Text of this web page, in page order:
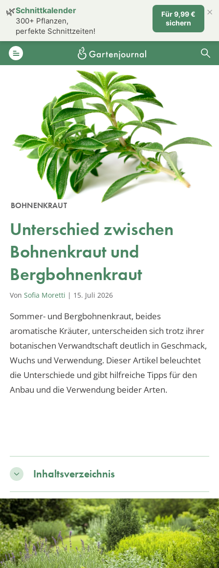
BOHNENKRAUT
Unterschied zwischen
Bohnenkraut und
Bergbohnenkraut
Von Sofia Moretti | 15. Juli 2026
Sommer- und Bergbohnenkraut, beides
aromatische Kräuter, unterscheiden sich trotz ihrer
botanischen Verwandtschaft deutlich in Geschmack,
Wuchs und Verwendung. Dieser Artikel beleuchtet
die Unterschiede und gibt hilfreiche Tipps für den
Anbau und die Verwendung beider Arten.
Inhaltsverzeichnis
🌿Schnittkalender
300+ Pflanzen,
perfekte Schnittzeiten!
Für 9,99 €
sichern
×